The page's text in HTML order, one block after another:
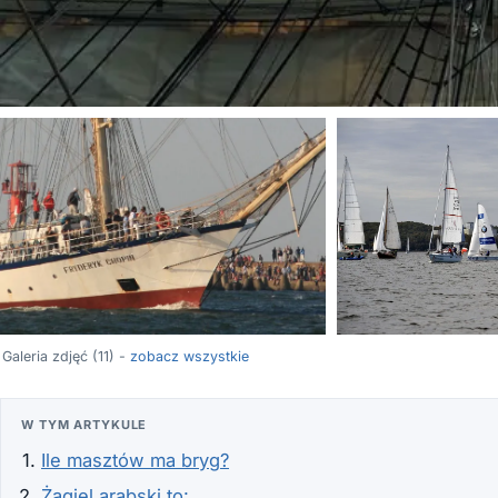
Galeria zdjęć (11) - zobacz wszystkie
W TYM ARTYKULE
Ile masztów ma bryg?